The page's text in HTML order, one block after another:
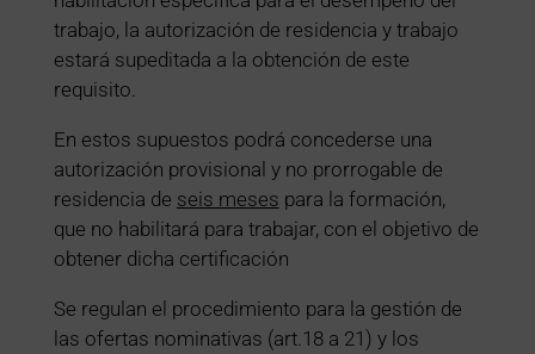
trabajo, la autorización de residencia y trabajo
estará supeditada a la obtención de este
requisito.
En estos supuestos podrá concederse una
autorización provisional y no prorrogable de
residencia de seis meses para la formación,
que no habilitará para trabajar, con el objetivo de
obtener dicha certificación
Se regulan el procedimiento para la gestión de
las ofertas nominativas (art.18 a 21) y los